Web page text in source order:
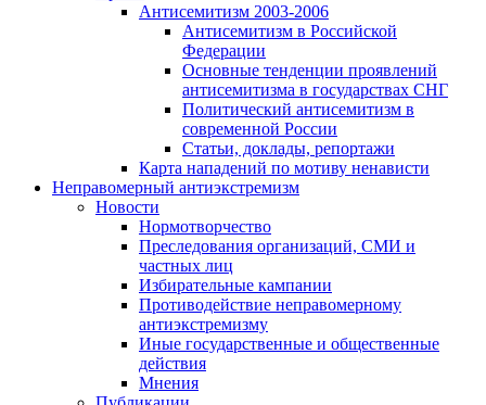
Антисемитизм 2003-2006
Антисемитизм в Российской
Федерации
Основные тенденции проявлений
антисемитизма в государствах СНГ
Политический антисемитизм в
современной России
Статьи, доклады, репортажи
Карта нападений по мотиву ненависти
Неправомерный антиэкстремизм
Новости
Нормотворчество
Преследования организаций, СМИ и
частных лиц
Избирательные кампании
Противодействие неправомерному
антиэкстремизму
Иные государственные и общественные
действия
Мнения